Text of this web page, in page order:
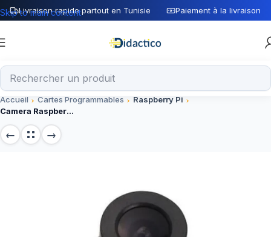
Livraison rapide partout en Tunisie Paiement à la livraison
Skip to main content
Accueil Cartes Programmables
Raspberry Pi
Camera Raspberry Pi Infrarouge IR Night Vision 500W Webcam